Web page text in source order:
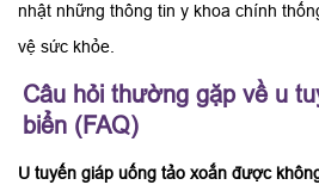
nhật những thông tin y khoa chính
vệ sức khỏe.
Câu hỏi thường gặp về u
biển (FAQ)
U tuyến giáp uống tảo xoắn được